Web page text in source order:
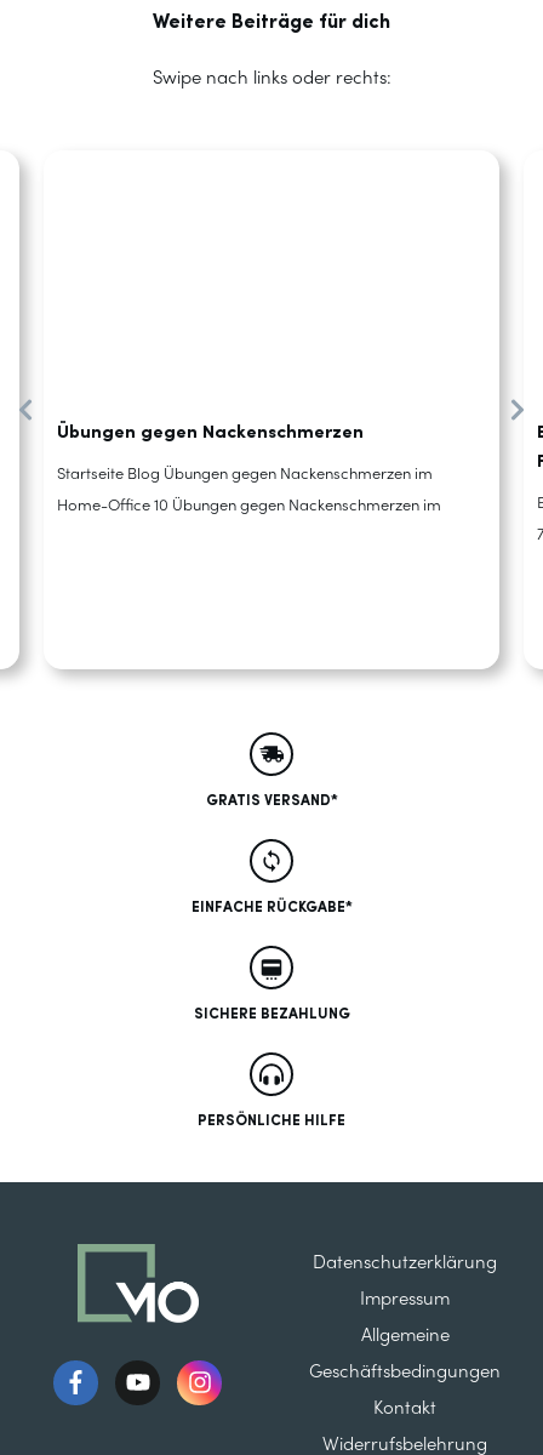
Weitere Beiträge für dich
Swipe nach links oder rechts:
Übungen gegen Nackenschmerzen
Startseite Blog Übungen gegen Nackenschmerzen im
Home-Office 10 Übungen gegen Nackenschmerzen im
GRATIS VERSAND*
EINFACHE RÜCKGABE*
SICHERE BEZAHLUNG
PERSÖNLICHE HILFE
Datenschutzerklärung
Impressum
Allgemeine
Geschäftsbedingungen
Kontakt
Widerrufsbelehrung